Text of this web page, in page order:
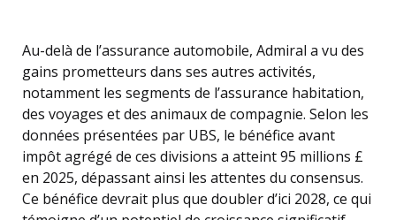
Au-delà de l’assurance automobile, Admiral a vu des
gains prometteurs dans ses autres activités,
notamment les segments de l’assurance habitation,
des voyages et des animaux de compagnie. Selon les
données présentées par UBS, le bénéfice avant
impôt agrégé de ces divisions a atteint 95 millions £
en 2025, dépassant ainsi les attentes du consensus.
Ce bénéfice devrait plus que doubler d’ici 2028, ce qui